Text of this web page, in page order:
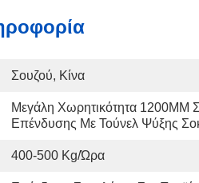
Σουζού, Κίνα
Μεγάλη Χωρητικότητα 1200MM
Επένδυσης Με Τούνελ Ψύξης
400-500 Kg/ώρα